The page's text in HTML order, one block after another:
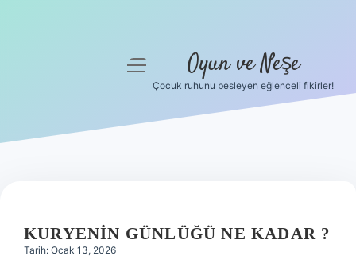
Hakkımızda
menüyü
Oyun ve Neşe
Çocuk ruhunu besleyen eğlenceli fikirler!
KURYENIN GÜNLÜĞÜ NE KADAR ?
Tarih: Ocak 13, 2026